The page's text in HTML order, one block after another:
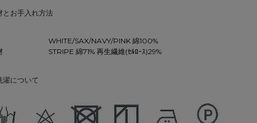
とお手入れ方法
WHITE/SAX/NAVY/PINK 綿100%
STRIPE 綿71% 再生繊維(ｾﾙﾛｰｽ)29%
濯について